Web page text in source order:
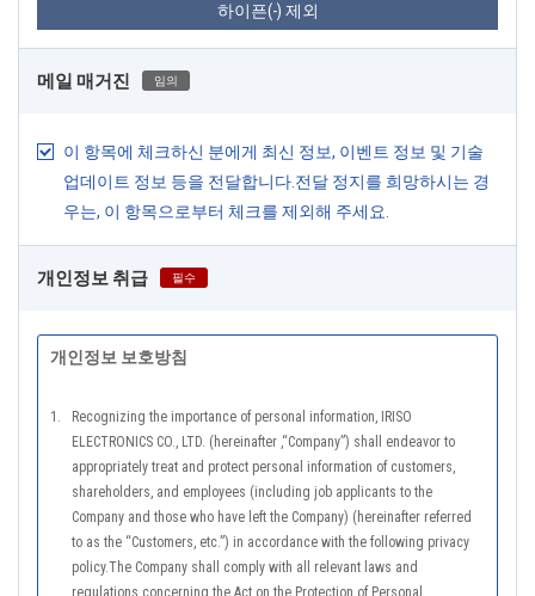
하이픈(-) 제외
메일 매거진 임의
이 항목에 체크하신 분에게 최신 정보, 이벤트 정보 및 기술
업데이트 정보 등을 전달합니다.전달 정지를 희망하시는 경
우는, 이 항목으로부터 체크를 제외해 주세요.
개인정보 취급 필수
개인정보 보호방침
1.
Recognizing the importance of personal information, IRISO
ELECTRONICS CO., LTD. (hereinafter ,“Company”) shall endeavor to
appropriately treat and protect personal information of customers,
shareholders, and employees (including job applicants to the
Company and those who have left the Company) (hereinafter referred
to as the “Customers, etc.”) in accordance with the following privacy
policy.The Company shall comply with all relevant laws and
regulations concerning the Act on the Protection of Personal